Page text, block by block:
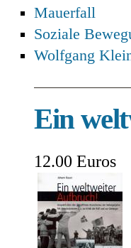
Mauerfall
Soziale
Wolfgang
Ein
12.00 Euros